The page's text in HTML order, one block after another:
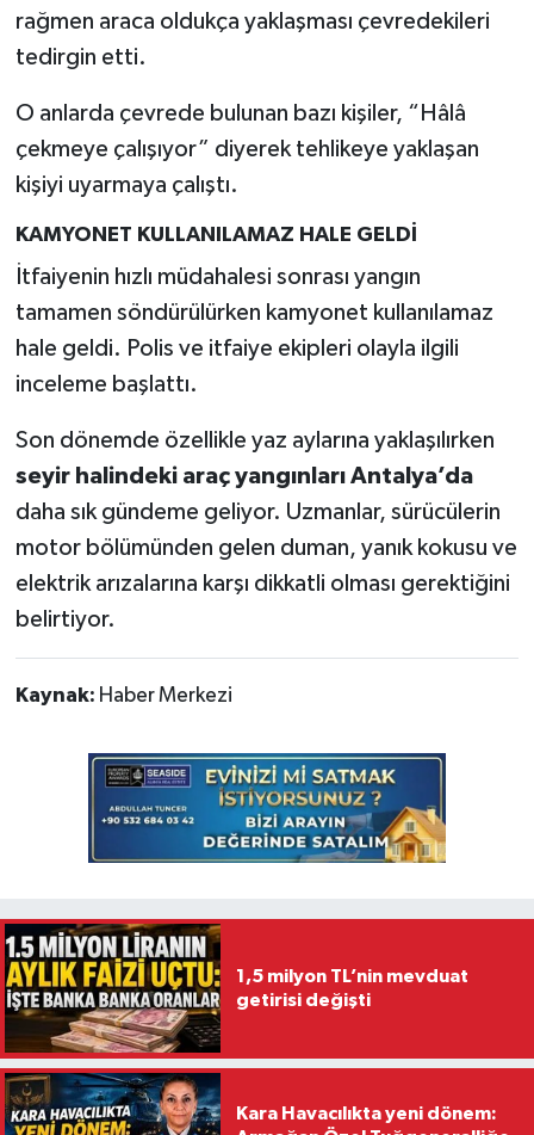
rağmen araca oldukça yaklaşması çevredekileri
tedirgin etti.
O anlarda çevrede bulunan bazı kişiler, “Hâlâ
çekmeye çalışıyor” diyerek tehlikeye yaklaşan
kişiyi uyarmaya çalıştı.
KAMYONET KULLANILAMAZ HALE GELDİ
İtfaiyenin hızlı müdahalesi sonrası yangın
tamamen söndürülürken kamyonet kullanılamaz
hale geldi. Polis ve itfaiye ekipleri olayla ilgili
inceleme başlattı.
Son dönemde özellikle yaz aylarına yaklaşılırken
seyir halindeki araç yangınları Antalya’da
daha sık gündeme geliyor. Uzmanlar, sürücülerin
motor bölümünden gelen duman, yanık kokusu ve
elektrik arızalarına karşı dikkatli olması gerektiğini
belirtiyor.
Kaynak: Haber Merkezi
1,5 milyon TL’nin mevduat
getirisi değişti
Kara Havacılıkta yeni dönem: